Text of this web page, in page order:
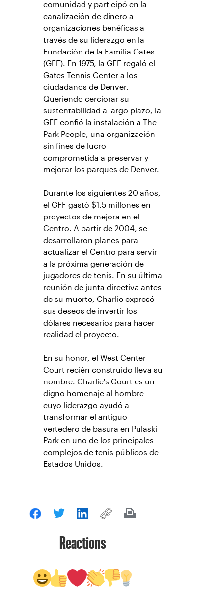
comunidad y participó en la
canalización de dinero a
organizaciones benéficas a
través de su liderazgo en la
Fundación de la Familia Gates
(GFF). En 1975, la GFF regaló el
Gates Tennis Center a los
ciudadanos de Denver.
Queriendo cerciorar su
sustentabilidad a largo plazo, la
GFF confió la instalación a The
Park People, una organización
sin fines de lucro
comprometida a preservar y
mejorar los parques de Denver.
Durante los siguientes 20 años,
el GFF gastó $1.5 millones en
proyectos de mejora en el
Centro. A partir de 2004, se
desarrollaron planes para
actualizar el Centro para servir
a la próxima generación de
jugadores de tenis. En su última
reunión de junta directiva antes
de su muerte, Charlie expresó
sus deseos de invertir los
dólares necesarios para hacer
realidad el proyecto.
En su honor, el West Center
Court recién construido lleva su
nombre. Charlie's Court es un
digno homenaje al hombre
cuyo liderazgo ayudó a
transformar el antiguo
vertedero de basura en Pulaski
Park en uno de los principales
complejos de tenis públicos de
Estados Unidos.
Reactions